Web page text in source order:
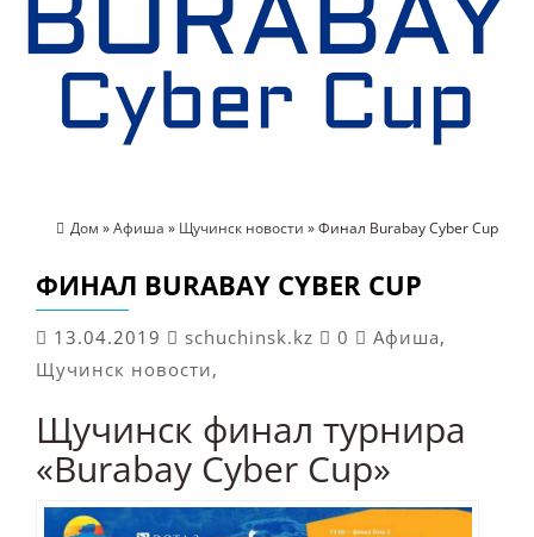
Дом »Афиша » Щучинск новости » Финал Burabay Cyber Cup
ФИНАЛ BURABAY CYBER CUP
13.04.2019 schuchinsk.kz 0 Афиша,
Щучинск новости,
Щучинск финал турнира
«Burabay Cyber Cup»